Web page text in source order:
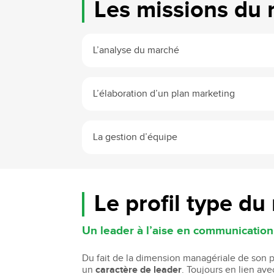
Les missions du
L’analyse du marché
L’élaboration d’un plan marketing
La gestion d’équipe
Le profil type
Un leader à l’aise en communication
Du fait de la dimension managériale de
un caractère de leader. Toujours en lien
Le programme International à
Double diplôme
Programme Disney
Bachelor Commerce Marketing
Bachelor Commerce Marketing
événementiels et digitaux
Environnement